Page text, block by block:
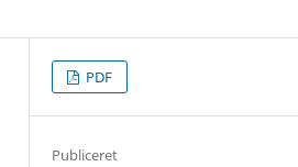
PDF
Publiceret